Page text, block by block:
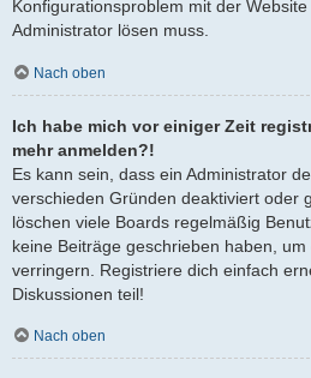
Konfigurationsproblem mit der
Administrator lösen muss.
Nach oben
Ich habe mich vor einiger Zeit
mehr anmelden?!
Es kann sein, dass ein Administrator
verschieden Gründen deaktiviert oder
löschen viele Boards regelmäßig
keine Beiträge geschrieben haben,
verringern. Registriere dich einfach
Diskussionen teil!
Nach oben